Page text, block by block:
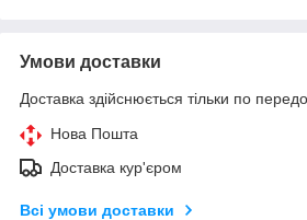
Умови доставки
Доставка здійснюється тільки по
Нова Пошта
Доставка кур'єром
Всі умови доставки